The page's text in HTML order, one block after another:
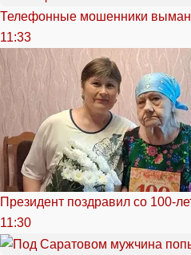
Телефонные мошенники
11:33
Президент поздравил со 100-
11:30